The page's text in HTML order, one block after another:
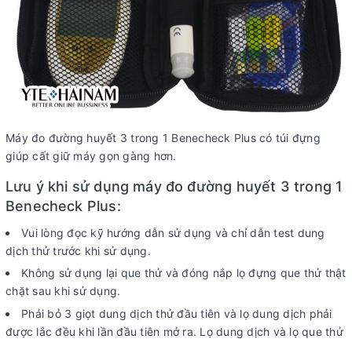
Máy đo đường huyết 3 trong 1 Benecheck Plus có túi đựng
giúp cất giữ máy gọn gàng hơn.
Lưu ý khi sử dụng máy đo đường huyết 3 trong 1
Benecheck Plus:
Vui lòng đọc kỹ hướng dẫn sử dụng và chỉ dẫn test dung
dịch thử trước khi sử dụng.
Không sử dụng lại que thử và đóng nắp lọ đựng que thử thật
chặt sau khi sử dụng.
Phải bỏ 3 giọt dung dịch thử đầu tiên và lọ dung dịch phải
được lắc đều khi lần đầu tiên mở ra. Lọ dung dịch và lọ que thử